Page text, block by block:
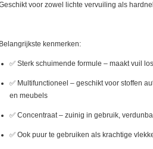
voor zowel lichte vervuiling als
Belangrijkste kenmerken:
✅ Sterk schuimende formule – maakt vuil
✅ Multifunctioneel – geschikt voor stoffen
en meubels
✅ Concentraat – zuinig in gebruik,
✅ Ook puur te gebruiken als krachtige